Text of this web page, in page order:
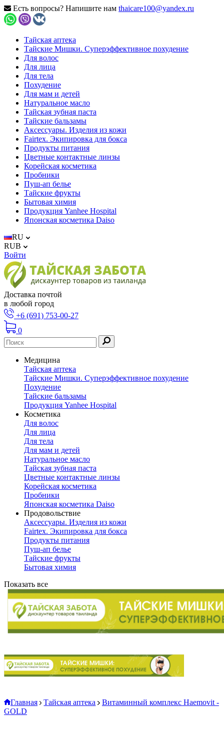
Есть вопросы? Напишите нам thaicare100@yandex.ru
Тайская аптека
Тайские Мишки. Суперэффективное похудение
Для волос
Для лица
Для тела
Похудение
Для мам и детей
Натуральное масло
Тайская зубная паста
Тайские бальзамы
Аксессуары. Изделия из кожи
Fairtex. Экипировка для бокса
Продукты питания
Цветные контактные линзы
Корейская косметика
Пробники
Пуш-ап белье
Тайские фрукты
Бытовая химия
Продукция Yanhee Hospital
Японская косметика Daiso
RU
RUB
Войти
Доставка почтой
в любой город
+6 (691) 753-00-27
0
Медицина
Тайская аптека
Тайские Мишки. Суперэффективное похудение
Похудение
Тайские бальзамы
Продукция Yanhee Hospital
Косметика
Для волос
Для лица
Для тела
Для мам и детей
Натуральное масло
Тайская зубная паста
Цветные контактные линзы
Корейская косметика
Пробники
Японская косметика Daiso
Продовольствие
Аксессуары. Изделия из кожи
Fairtex. Экипировка для бокса
Продукты питания
Пуш-ап белье
Тайские фрукты
Бытовая химия
Показать все
Главная Тайская аптека
Витаминный комплекс Haemovit -
GOLD